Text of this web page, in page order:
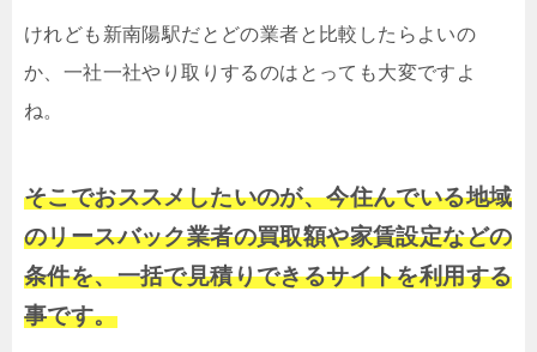
けれども新南陽駅だとどの業者と比較したらよいの
か、一社一社やり取りするのはとっても大変ですよ
ね。
そこでおススメしたいのが、今住んでいる地域
のリースバック業者の買取額や家賃設定などの
条件を、一括で見積りできるサイトを利用する
事です。